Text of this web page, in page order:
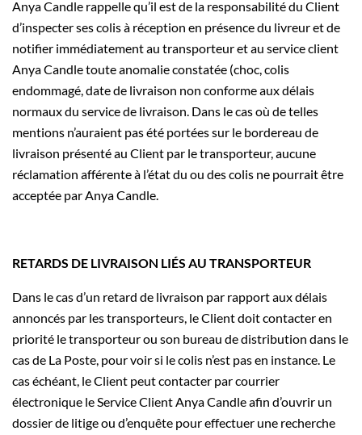
Anya Candle rappelle qu’il est de la responsabilité du Client
d’inspecter ses colis à réception en présence du livreur et de
notifier immédiatement au transporteur et au service client
Anya Candle toute anomalie constatée (choc, colis
endommagé, date de livraison non conforme aux délais
normaux du service de livraison. Dans le cas où de telles
mentions n’auraient pas été portées sur le bordereau de
livraison présenté au Client par le transporteur, aucune
réclamation afférente à l’état du ou des colis ne pourrait être
acceptée par Anya Candle.
RETARDS DE LIVRAISON LIÉS AU TRANSPORTEUR
Dans le cas d’un retard de livraison par rapport aux délais
annoncés par les transporteurs, le Client doit contacter en
priorité le transporteur ou son bureau de distribution dans le
cas de La Poste, pour voir si le colis n’est pas en instance. Le
cas échéant, le Client peut contacter par courrier
électronique le Service Client Anya Candle afin d’ouvrir un
dossier de litige ou d’enquête pour effectuer une recherche